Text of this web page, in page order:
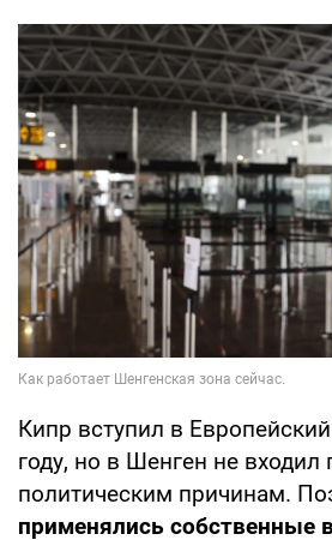
Кипр вступил в
году, но в Шенген не входил
политическим причинам.
применялись собственные